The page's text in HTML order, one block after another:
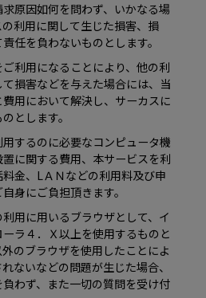
原因如何を問わず、いかなる場
利用に関して生じた損害、損
任を負わないものとします。
利用になることにより、他の利
損害などを与えた場合には、当
用において解決し、サーカスに
とします。
するのに必要なコンピュータ機
に関する費用、本サービスを利
金、LＡＮなどの利用料及び申
身にご負担頂きます。
用に用いるブラウザとして、イ
ラ４．Ｘ以上を使用するものと
のブラウザを使用したことによ
ないなどの問題が生じた場合、
わず、また一切の質問を受け付